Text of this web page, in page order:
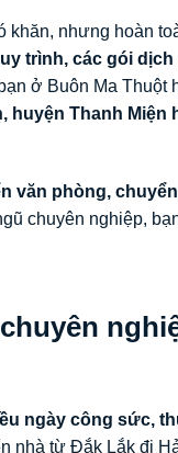
nhưng hoàn
trình, các gói
ở Buôn Ma Thuột
huyện Thanh Miện
văn phòng,
chuyên nghiệp,
ngày công sức,
nhà từ Đắk Lắk đi